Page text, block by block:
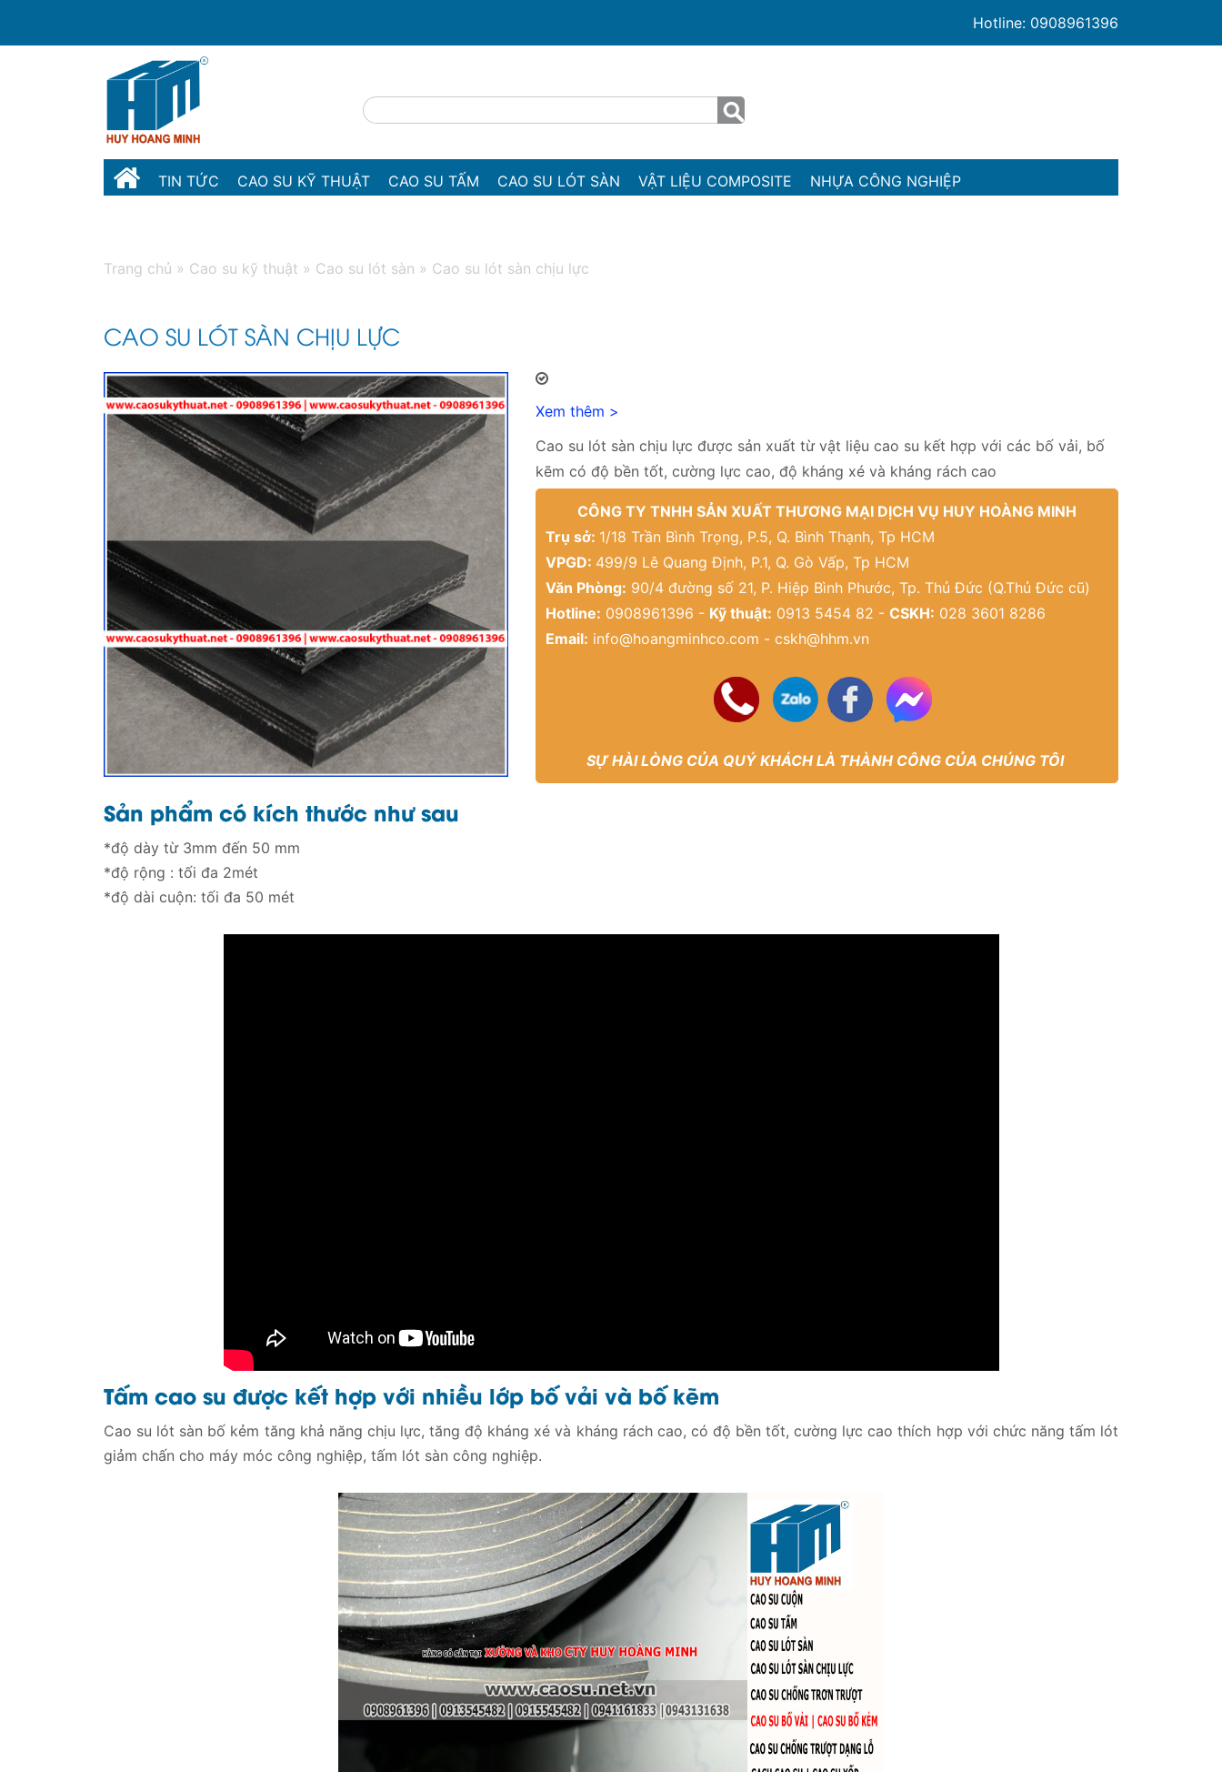
Hotline: 0908961396
TIN TỨC CAO SU KỸ THUẬT CAO SU TẤM CAO SU LÓT SÀN VẬT LIỆU COMPOSITE NHỰA CÔNG NGHIỆP
Trang chủ » Cao su kỹ thuật » Cao su lót sàn » Cao su lót sàn chịu lực
CAO SU LÓT SÀN CHỊU LỰC
Xem thêm >
Cao su lót sàn chịu lực được sản xuất từ vật liệu cao su kết hợp với các bố vải, bố
kẽm có độ bền tốt, cường lực cao, độ kháng xé và kháng rách cao
CÔNG TY TNHH SẢN XUẤT THƯƠNG MẠI DỊCH VỤ HUY HOÀNG MINH
Trụ sở: 1/18 Trần Bình Trọng, P.5, Q. Bình Thạnh, Tp HCM
VPGD: 499/9 Lê Quang Định, P.1, Q. Gò Vấp, Tp HCM
Văn Phòng: 90/4 đường số 21, P. Hiệp Bình Phước, Tp. Thủ Đức (Q.Thủ Đức cũ)
Hotline: 0908961396 - Kỹ thuật: 0913 5454 82 - CSKH: 028 3601 8286
Email: info@hoangminhco.com - cskh@hhm.vn
SỰ HÀI LÒNG CỦA QUÝ KHÁCH LÀ THÀNH CÔNG CỦA CHÚNG TÔI
Sản phẩm có kích thước như sau
*độ dày từ 3mm đến 50 mm
*độ rộng : tối đa 2mét
*độ dài cuộn: tối đa 50 mét
Tấm cao su được kết hợp với nhiều lớp bố vải và bố kẽm
Cao su lót sàn bố kẻm tăng khả năng chịu lực, tăng độ kháng xé và kháng rách cao, có độ bền tốt, cường lực cao thích hợp với chức năng tấm lót
giảm chấn cho máy móc công nghiệp, tấm lót sàn công nghiệp.